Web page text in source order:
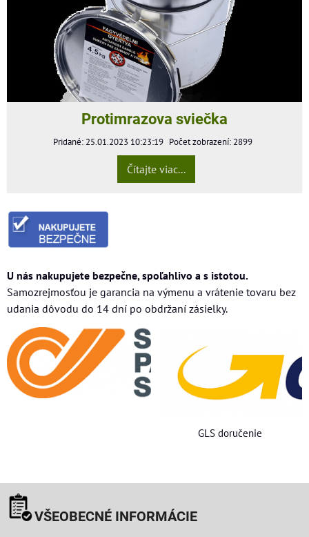
Protimrazova sviečka
Pridané: 25.01.2023 10:23:19 Počet zobrazení: 2899
Čítajte viac...
U nás nakupujete bezpečne, spoľahlivo a s istotou.
Samozrejmosťou je garancia na výmenu a vrátenie tovaru bez
udania dôvodu do 14 dní po obdržaní zásielky.
GLS doručenie
VŠEOBECNÉ INFORMÁCIE